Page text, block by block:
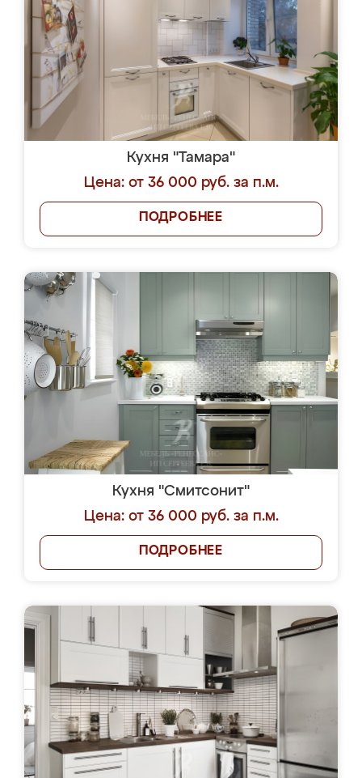
Кухня "Тамара"
Цена: от 36 000 руб. за п.м.
ПОДРОБНЕЕ
Кухня "Смитсонит"
Цена: от 36 000 руб. за п.м.
ПОДРОБНЕЕ